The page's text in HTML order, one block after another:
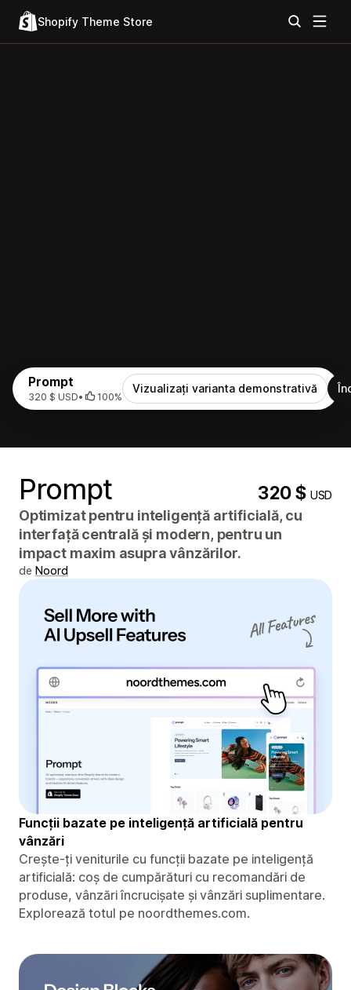
Shopify Theme Store
Prompt
320 $ USD• 100%
Vizualizați varianta demonstrativă
Prompt 320 $USD
Optimizat pentru inteligență artificială, cu
interfață centrală și modern, pentru un
impact maxim asupra vânzărilor.
de Noord
Funcții bazate pe inteligență artificială pentru
vânzări
Crește-ți veniturile cu funcții bazate pe inteligență
artificială: coș de cumpărături cu recomandări de
produse, vânzări încrucișate și vânzări suplimentare.
Explorează totul pe noordthemes.com.